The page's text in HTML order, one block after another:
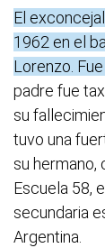
El
1962 en el
Lorenzo.
padre fue
su
tuvo una
su hermano,
Escuela 58,
secundaria
Argentina.